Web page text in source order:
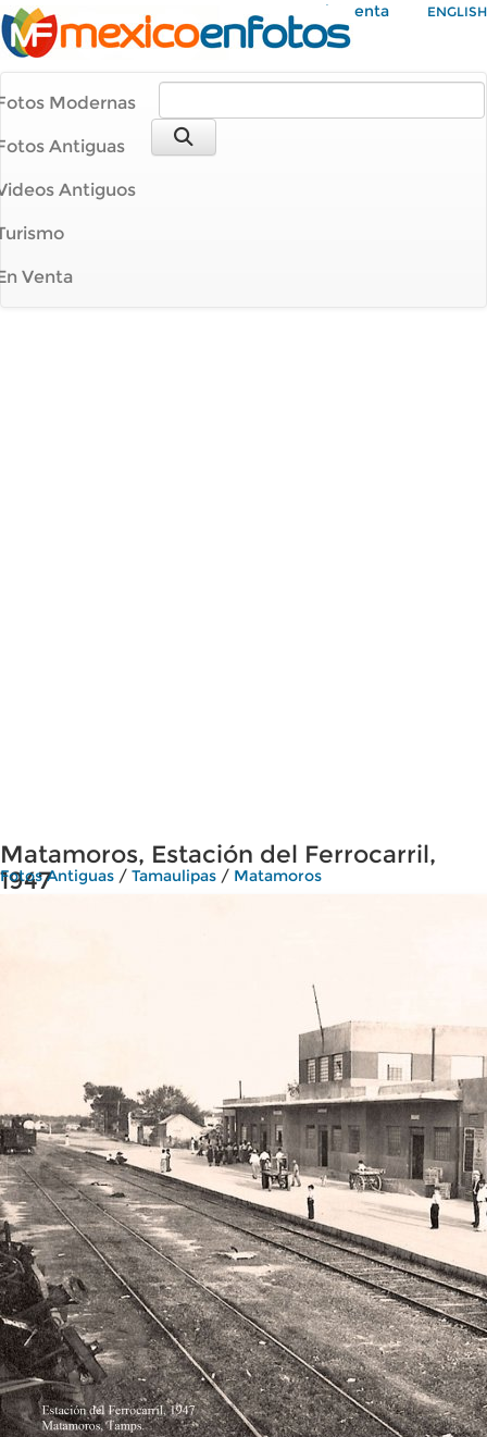
Mi Cuenta ENGLISH
Modernas
Antiguas
Antiguos
Venta
Matamoros, Estación del Ferrocarril,
1947
Fotos Antiguas / Tamaulipas / Matamoros